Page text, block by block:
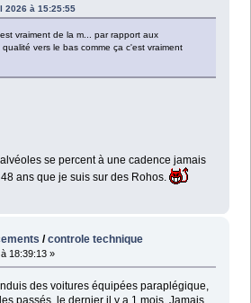
2026 à 15:25:55
vraiment de la m... par rapport aux
vers le bas comme ça c'est vraiment
se percent à une cadence jamais
ans que je suis sur des Rohos.
/controle technique
18:39:13 »
des voitures équipées paraplégique,